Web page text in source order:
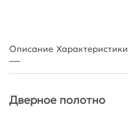
Описание Характеристики
Дверное полотно